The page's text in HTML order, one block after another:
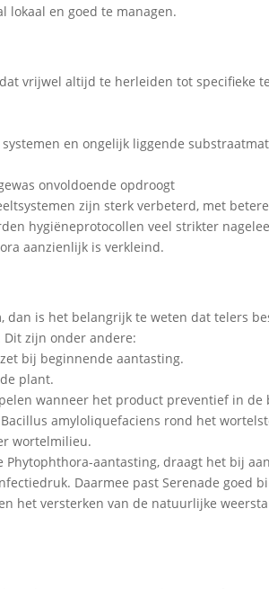
lokaal en goed te managen.
vrijwel altijd te herleiden tot specifieke
en ongelijk liggende
onvoldoende opdroogt
zijn sterk verbeterd, met betere
hygiëneprotocollen veel strikter
aanzienlijk is verkleind.
is het belangrijk te weten dat telers
zijn onder andere:
bij beginnende aantasting.
plant.
wanneer het product preventief in de
amyloliquefaciens rond het
wortelmilieu.
aantasting, draagt het bij
Daarmee past Serenade goed
het versterken van de natuurlijke